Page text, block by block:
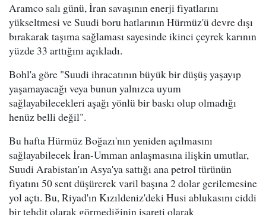
Aramco salı günü, İran savaşının enerji fiyatlarını
yükseltmesi ve Suudi boru hatlarının Hürmüz'ü devre dışı
bırakarak taşıma sağlaması sayesinde ikinci çeyrek karının
yüzde 33 arttığını açıkladı.
Bohl'a göre "Suudi ihracatının büyük bir düşüş yaşayıp
yaşamayacağı veya bunun yalnızca uyum
sağlayabilecekleri aşağı yönlü bir baskı olup olmadığı
henüz belli değil".
Bu hafta Hürmüz Boğazı'nın yeniden açılmasını
sağlayabilecek İran-Umman anlaşmasına ilişkin umutlar,
Suudi Arabistan'ın Asya'ya sattığı ana petrol türünün
fiyatını 50 sent düşürerek varil başına 2 dolar gerilemesine
yol açtı. Bu, Riyad'ın Kızıldeniz'deki Husi ablukasını ciddi
bir tehdit olarak görmediğinin işareti olarak